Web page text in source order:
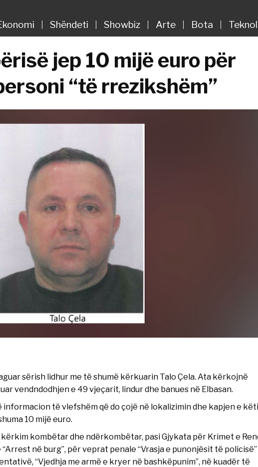
Shëndeti Showbiz Arte Bota
jep 10 mijë euro për
“të rrezikshëm”
sërish lidhur me të shumë kërkuarin Talo Çela. Ata kërkojnë
vendndodhjen e 49 vjeçarit, lindur dhe banues në Elbasan.
informacion të vlefshëm që do çojë në lokalizimin dhe kapjen e
10 mijë euro.
kombëtar dhe ndërkombëtar, pasi Gjykata për Krimet e
në burg”, për veprat penale “Vrasja e punonjësit të policisë”
“Vjedhja me armë e kryer në bashkëpunim”, në kuadër të